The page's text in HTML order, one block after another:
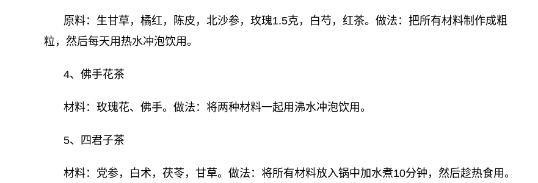
原料：生甘草，橘红，陈皮，北沙参，玫瑰1.5克，白芍，红茶。做法：把所有材料制作成粗
粒，然后每天用热水冲泡饮用。
4、佛手花茶
材料：玫瑰花、佛手。做法：将两种材料一起用沸水冲泡饮用。
5、四君子茶
材料：党参，白术，茯苓，甘草。做法：将所有材料放入锅中加水煮10分钟，然后趁热食用。